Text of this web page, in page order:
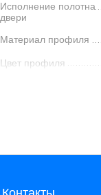
Исполнение полотна
двери
Материал профиля
Цвет профиля